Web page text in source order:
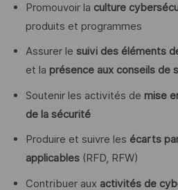
Promouvoir la culture
produits et programmes
Assurer le suivi des éléments
et la présence aux conseils de
Soutenir les activités de mise
de la sécurité
Produire et suivre les écarts
applicables(RFD, RFW)
Contribuer aux activités de